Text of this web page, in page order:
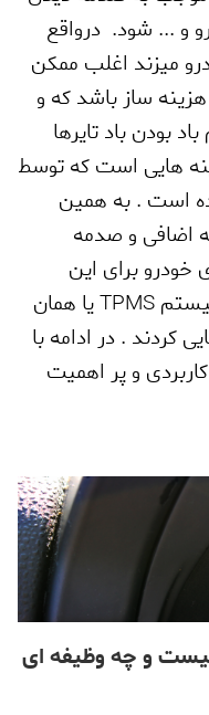
و ... شود. درواقع
میزند اغلب ممکن
ساز باشد که و
بودن باد تایرها
هایی است که توسط
است . به همین
اضافی و صدمه
خودرو برای این
TPMSیا همان
کردند . در ادامه با
و پر اهمیت
و چه وظیفه ای